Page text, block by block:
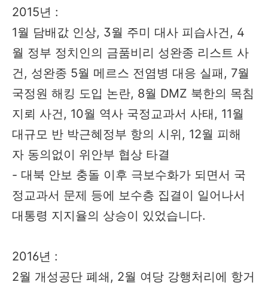
2015년 :
1월 담배값 인상, 3월 주미 대사 피습사건, 4
월 정부 정치인의 금품비리 성완종 리스트 사
건, 성완종 5월 메르스 전염병 대응 실패, 7월
국정원 해킹 도입 논란, 8월 DMZ 북한의 목침
지뢰 사건, 10월 역사 국정교과서 사태, 11월
대규모 반 박근혜정부 항의 시위, 12월 피해
자 동의없이 위안부 협상 타결
- 대북 안보 충돌 이후 극보수화가 되면서 국
정교과서 문제 등에 보수층 집결이 일어나서
대통령 지지율의 상승이 있었습니다.
2016년 :
2월 개성공단 폐쇄, 2월 여당 강행처리에 항거